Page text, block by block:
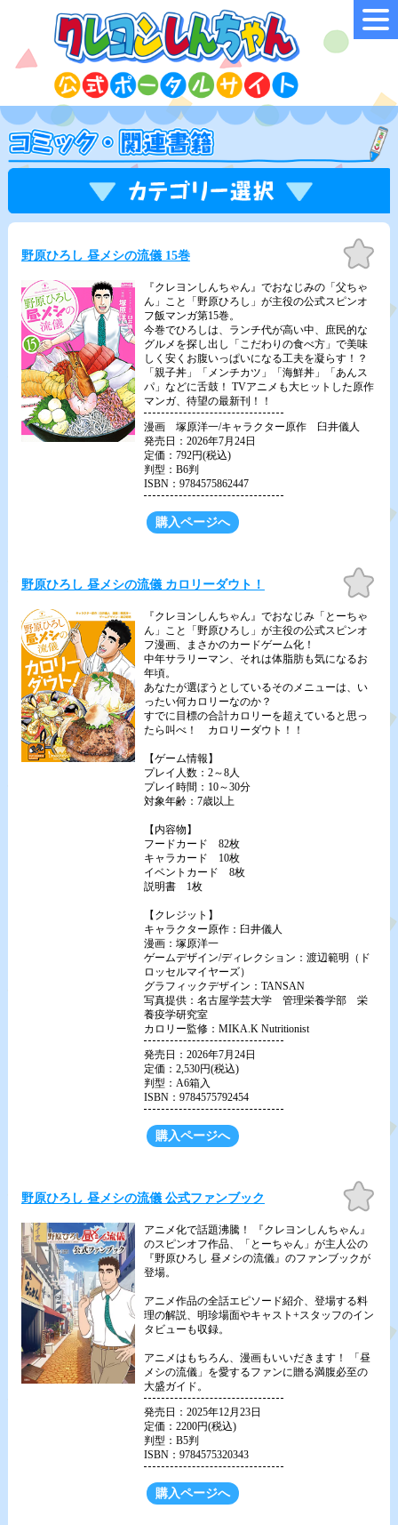
野原ひろし 昼メシの流儀 15巻
お気
に入
『クレヨンしんちゃん』でおなじみの「父ちゃ
ん」こと「野原ひろし」が主役の公式スピンオ
フ飯マンガ第15巻。
今巻でひろしは、ランチ代が高い中、庶民的な
グルメを探し出し「こだわりの食べ方」で美味
しく安くお腹いっぱいになる工夫を凝らす！？
「親子丼」「メンチカツ」「海鮮丼」「あんス
パ」などに舌鼓！ TVアニメも大ヒットした原作
マンガ、待望の最新刊！！
漫画 塚原洋一/キャラクター原作 臼井儀人
発売日：2026年7月24日
定価：792円(税込)
判型：B6判
ISBN：9784575862447
購入ページへ
野原ひろし 昼メシの流儀 カロリーダウト！
お気
に入
『クレヨンしんちゃん』でおなじみ「とーちゃ
ん」こと「野原ひろし」が主役の公式スピンオ
フ漫画、まさかのカードゲーム化！
中年サラリーマン、それは体脂肪も気になるお
年頃。
あなたが選ぼうとしているそのメニューは、い
ったい何カロリーなのか？
すでに目標の合計カロリーを超えていると思っ
たら叫べ！ カロリーダウト！！
【ゲーム情報】
プレイ人数：2～8人
プレイ時間：10～30分
対象年齢：7歳以上
【内容物】
フードカード 82枚
キャラカード 10枚
イベントカード 8枚
説明書 1枚
【クレジット】
キャラクター原作：臼井儀人
漫画：塚原洋一
ゲームデザイン/ディレクション：渡辺範明（ド
ロッセルマイヤーズ）
グラフィックデザイン：TANSAN
写真提供：名古屋学芸大学 管理栄養学部 栄
養疫学研究室
カロリー監修：MIKA.K Nutritionist
発売日：2026年7月24日
定価：2,530円(税込)
判型：A6箱入
ISBN：9784575792454
購入ページへ
野原ひろし 昼メシの流儀 公式ファンブック
お気
に入
アニメ化で話題沸騰！ 『クレヨンしんちゃん』
のスピンオフ作品、「とーちゃん」が主人公の
『野原ひろし 昼メシの流儀』のファンブックが
登場。
アニメ作品の全話エピソード紹介、登場する料
理の解説、明珍場面やキャスト+スタッフのイン
タビューも収録。
アニメはもちろん、漫画もいいだきます！ 「昼
メシの流儀」を愛するファンに贈る満腹必至の
大盛ガイド。
発売日：2025年12月23日
定価：2200円(税込)
判型：B5判
ISBN：9784575320343
購入ページへ